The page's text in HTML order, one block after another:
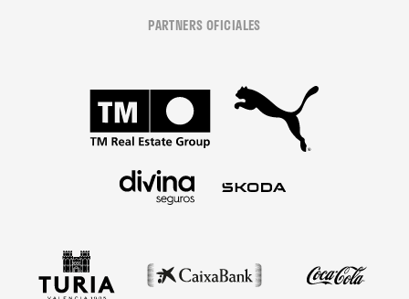
PARTNERS OFICIALES